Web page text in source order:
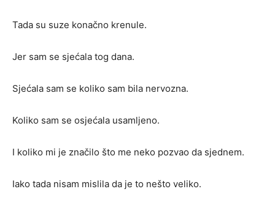
Tada su suze konačno krenule.
Jer sam se sjećala tog dana.
Sjećala sam se koliko sam bila nervozna.
Koliko sam se osjećala usamljeno.
I koliko mi je značilo što me neko pozvao da sjednem.
Iako tada nisam mislila da je to nešto veliko.